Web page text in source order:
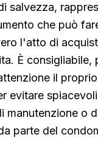
salvezza,
che può
l'atto di
È consigliabile,
il
evitare
manutenzione o
parte del